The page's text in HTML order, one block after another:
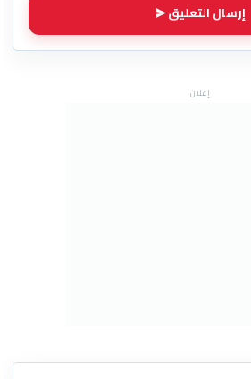
إرسال التعليق
إعلان